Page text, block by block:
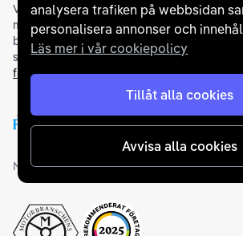
analysera trafiken på webbsidan
personalisera annonser och
Läs mer i vår cookiepolicy
Tillåt alla cookies
Avvisa alla cookies
Vi samarbetar medflertalet banker för att
möjliga finansieringslösning och stödjer en
betalningsmetoder. För att du ska känna dig
samarbetar vi med Folksam och
försäkringar och garantier.
Medlemskap och utmärkelser